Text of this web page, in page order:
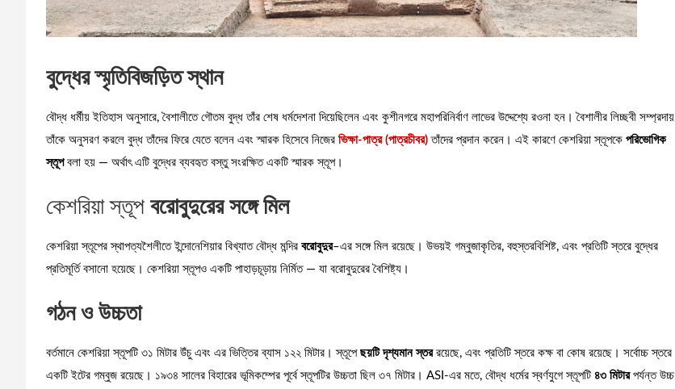
বুদ্ধের স্মৃতিবিজড়িত স্থান
বৌদ্ধ ধর্মীয় ইতিহাস অনুসারে, বৈশালীতে গৌতম বুদ্ধ তাঁর শেষ ধর্মদেশনা দিয়েছিলেন এবং কুশীনগরে মহাপরিনির্বাণ লাভের উদ্দেশ্যে রওনা হন। বৈশালীর লিচ্ছবী সম্প্রদায়
তাঁকে অনুসরণ করলে বুদ্ধ তাঁদের ফিরে যেতে বলেন এবং স্মারক হিসেবে নিজের ভিক্ষা-পাত্র (পাত্রচীবর) তাঁদের প্রদান করেন। এই কারণে কেশরিয়া স্তূপকে পরিভোগিক
স্তূপবলা হয় — অর্থাৎ এটি বুদ্ধের ব্যবহৃত বস্তু সংরক্ষিত একটি স্মারক স্তূপ।
কেশরিয়া স্তূপবরোবুদুরের সঙ্গে মিল
কেশরিয়া স্তূপের স্থাপত্যশৈলীতে ইন্দোনেশিয়ার বিখ্যাত বৌদ্ধ মন্দির বরোবুদুর–এর সঙ্গে মিল রয়েছে। উভয়ই গম্বুজাকৃতির, বহুস্তরবিশিষ্ট, এবং প্রতিটি স্তরে বুদ্ধের
প্রতিমূর্তি বসানো হয়েছে। কেশরিয়া স্তূপও একটি পাহাড়চূড়ায় নির্মিত — যা বরোবুদুরের বৈশিষ্ট্য।
গঠন ও উচ্চতা
বর্তমানে কেশরিয়া স্তূপটি ৩১ মিটার উঁচু এবং এর ভিত্তির ব্যাস ১২২ মিটার। স্তূপে ছয়টি দৃশ্যমান স্তররয়েছে, এবং প্রতিটি স্তরে কক্ষ বা কোষ রয়েছে। সর্বোচ্চ স্তরে
একটি ইটের গম্বুজ রয়েছে। ১৯৩৪ সালের বিহারের ভূমিকম্পের পূর্বে স্তূপটির উচ্চতা ছিল ৩৭ মিটার। ASI-এর মতে, বৌদ্ধ ধর্মের স্বর্ণযুগে স্তূপটি ৪৩ মিটারপর্যন্ত উচ্চ